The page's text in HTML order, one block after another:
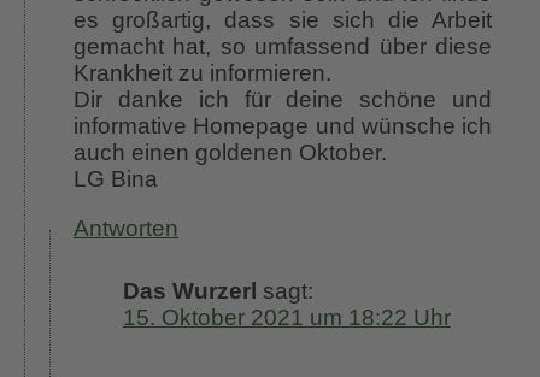
es großartig, dass sie sich die Arbeit
gemacht hat, so umfassend über diese
Krankheit zu informieren.
Dir danke ich für deine schöne und
informative Homepage und wünsche ich
auch einen goldenen Oktober.
LG Bina
Antworten
Das Wurzerl sagt:
15. Oktober 2021 um 18:22 Uhr